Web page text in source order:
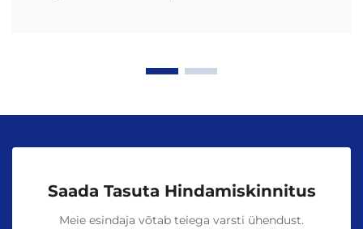
Saada Tasuta Hindamiskinnitus
Meie esindaja võtab teiega varsti ühendust.